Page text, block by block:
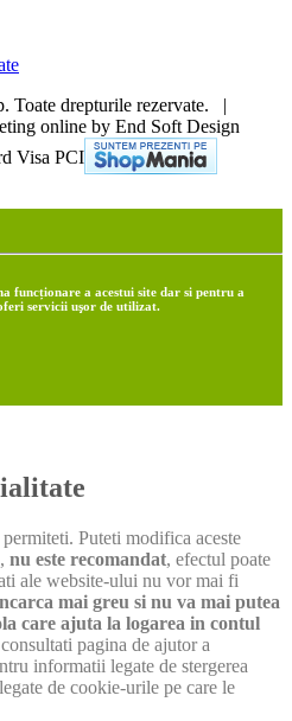
Toate drepturile rezervate. |
online by End Soft Design
funcționare a acestui site dar si pentru a
servicii uşor de utilizat.
Puteti modifica aceste
nu este recomandat, efectul poate
ale website-ului nu vor mai fi
mai greu si nu va mai putea
care ajuta la logarea in contul
pagina de ajutor a
informatii legate de stergerea
de cookie-urile pe care le